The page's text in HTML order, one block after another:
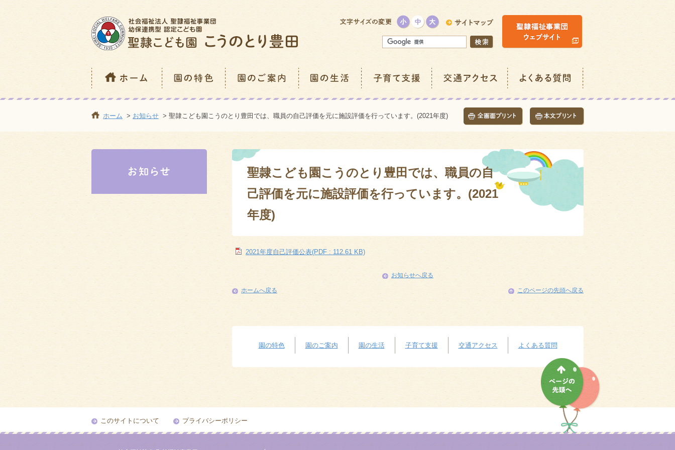
ホーム > お知らせ > 聖隷こども園こうのとり豊田では、職員の自己評価を元に施設評価を行っています。(2021年度)
聖隷こども園こうのとり豊田では、職員の自
己評価を元に施設評価を行っています。(2021
年度)
2021年度自己評価公表(PDF : 112.61 KB)
お知らせへ戻る
ホームへ戻る このページの先頭へ戻る
園の特色 園のご案内 園の生活 子育て支援 交通アクセス よくある質問
このサイトについて プライバシーポリシー